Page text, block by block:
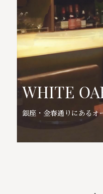
WHITE
銀座・金春通りにあるオ